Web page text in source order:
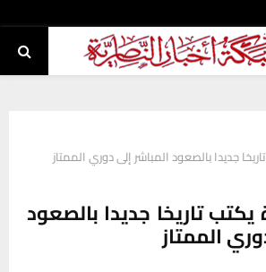
جديدا بالصعود المباشر إلى دوري الممتاز
تاريخا جديدا بالصعود
الممتاز